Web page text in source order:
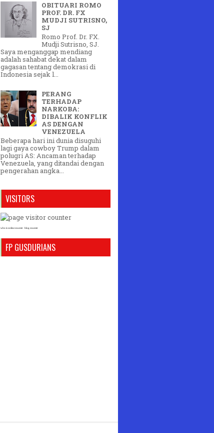
OBITUARI ROMO
PROF. DR. FX
MUDJI SUTRISNO,
SJ
Romo Prof. Dr. FX.
Mudji Sutrisno, SJ.
Saya menganggap mendiang
adalah sahabat dekat dalam
gagasan tentang demokrasi di
Indonesia sejak l...
PERANG
TERHADAP
NARKOBA:
DIBALIK KONFLIK
AS DENGAN
VENEZUELA
Beberapa hari ini dunia disuguhi
lagi gaya cowboy Trump dalam
polugri AS: Ancaman terhadap
Venezuela, yang ditandai dengan
pengerahan angka...
VISITORS
who is online counter blog counter
FP GUSDURIANS